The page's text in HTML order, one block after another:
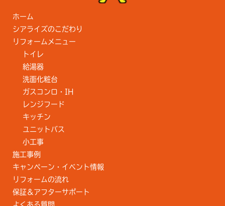
ホーム
シアライズのこだわり
リフォームメニュー
トイレ
給湯器
洗面化粧台
ガスコンロ・IH
レンジフード
キッチン
ユニットバス
小工事
施工事例
キャンペーン・イベント情報
リフォームの流れ
保証＆アフターサポート